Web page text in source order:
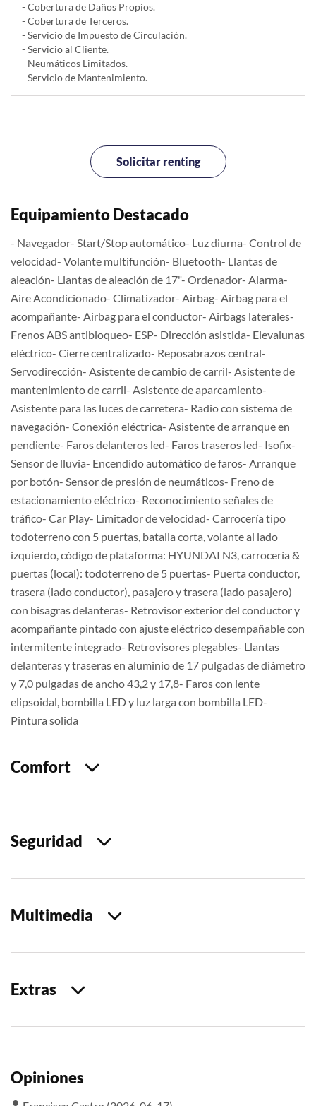
- Cobertura de Daños Propios.
- Cobertura de Terceros.
- Servicio de Impuesto de Circulación.
- Servicio al Cliente.
- Neumáticos Limitados.
- Servicio de Mantenimiento.
Solicitar renting
Equipamiento Destacado
- Navegador- Start/Stop automático- Luz diurna- Control de
velocidad- Volante multifunción- Bluetooth- Llantas de
aleación- Llantas de aleación de 17"- Ordenador- Alarma-
Aire Acondicionado- Climatizador- Airbag- Airbag para el
acompañante- Airbag para el conductor- Airbags laterales-
Frenos ABS antibloqueo- ESP- Dirección asistida- Elevalunas
eléctrico- Cierre centralizado- Reposabrazos central-
Servodirección- Asistente de cambio de carril- Asistente de
mantenimiento de carril- Asistente de aparcamiento-
Asistente para las luces de carretera- Radio con sistema de
navegación- Conexión eléctrica- Asistente de arranque en
pendiente- Faros delanteros led- Faros traseros led- Isofix-
Sensor de lluvia- Encendido automático de faros- Arranque
por botón- Sensor de presión de neumáticos- Freno de
estacionamiento eléctrico- Reconocimiento señales de
tráfico- Car Play- Limitador de velocidad- Carrocería tipo
todoterreno con 5 puertas, batalla corta, volante al lado
izquierdo, código de plataforma: HYUNDAI N3, carrocería &
puertas (local): todoterreno de 5 puertas- Puerta conductor,
trasera (lado conductor), pasajero y trasera (lado pasajero)
con bisagras delanteras- Retrovisor exterior del conductor y
acompañante pintado con ajuste eléctrico desempañable con
intermitente integrado- Retrovisores plegables- Llantas
delanteras y traseras en aluminio de 17 pulgadas de diámetro
y 7,0 pulgadas de ancho 43,2 y 17,8- Faros con lente
elipsoidal, bombilla LED y luz larga con bombilla LED-
Pintura solida
Comfort
Seguridad
Multimedia
Extras
Opiniones